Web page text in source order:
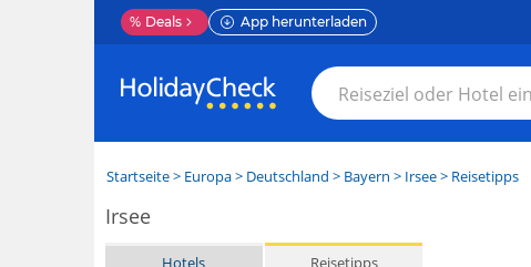
% Deals App herunterladen
Startseite> Europa> Deutschland > Bayern > Irsee> Reisetipps
Irsee
Hotels Reisetipps